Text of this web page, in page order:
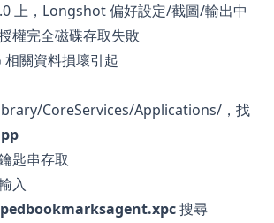
上，Longshot 偏好設定/截圖/輸出中
權完全磁碟存取失敗
相關資料損壞引起
CoreServices/Applications/，找
匙串存取
入
搜尋